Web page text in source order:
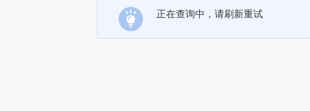
正在查询中，请刷新重试